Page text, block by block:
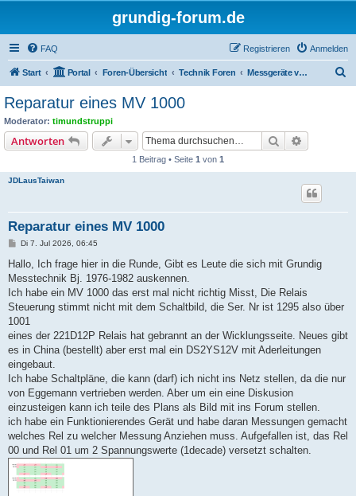
grundig-forum.de
FAQ Anmelden
Registrieren
Start Portal Foren-Übersicht Technik Foren Messgeräte von Grundig
Reparatur eines MV 1000
Moderator: timundstruppi
Antworten Suche
1 Beitrag • Seite 1 von 1
JDLausTaiwan
Reparatur eines MV 1000
B
i
r
a
Di 7. Jul 2026, 06:45
Hallo, Ich frage hier in die Runde, Gibt es Leute die sich mit Grundig
Messtechnik Bj. 1976-1982 auskennen.
Ich habe ein MV 1000 das erst mal nicht richtig Misst, Die Relais
Steuerung stimmt nicht mit dem Schaltbild, die Ser. Nr ist 1295 also über
1001
eines der 221D12P Relais hat gebrannt an der Wicklungsseite. Neues gibt
es in China (bestellt) aber erst mal ein DS2YS12V mit Aderleitungen
eingebaut.
Ich habe Schaltpläne, die kann (darf) ich nicht ins Netz stellen, da die nur
von Eggemann vertrieben werden. Aber um ein eine Diskusion
einzusteigen kann ich teile des Plans als Bild mit ins Forum stellen.
ich habe ein Funktionierendes Gerät und habe daran Messungen gemacht
welches Rel zu welcher Messung Anziehen muss. Aufgefallen ist, das Rel
00 und Rel 01 um 2 Spannungswerte (1decade) versetzt schalten.